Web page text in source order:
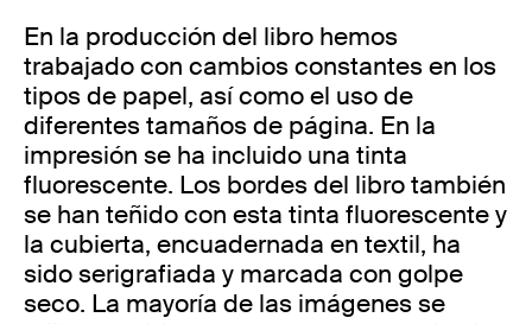
En la producción del libro hemos
trabajado con cambios constantes en los
tipos de papel, así como el uso de
diferentes tamaños de página. En la
impresión se ha incluido una tinta
fluorescente. Los bordes del libro también
se han teñido con esta tinta fluorescente y
la cubierta, encuadernada en textil, ha
sido serigrafiada y marcada con golpe
seco. La mayoría de las imágenes se